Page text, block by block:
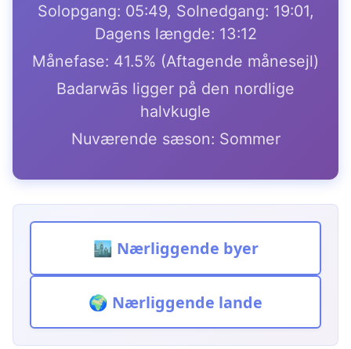
Solopgang: 05:49, Solnedgang: 19:01,
Dagens længde: 13:12
Månefase: 41.5% (Aftagende månesejl)
Badarwās ligger på den nordlige
halvkugle
Nuværende sæson: Sommer
🏙️ Nærliggende byer
🌍 Nærliggende lande